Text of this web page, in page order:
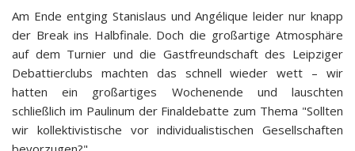
Am Ende entging Stanislaus und Angélique leider nur knapp
der Break ins Halbfinale. Doch die großartige Atmosphäre
auf dem Turnier und die Gastfreundschaft des Leipziger
Debattierclubs machten das schnell wieder wett – wir
hatten ein großartiges Wochenende und lauschten
schließlich im Paulinum der Finaldebatte zum Thema "Sollten
wir kollektivistische vor individualistischen Gesellschaften